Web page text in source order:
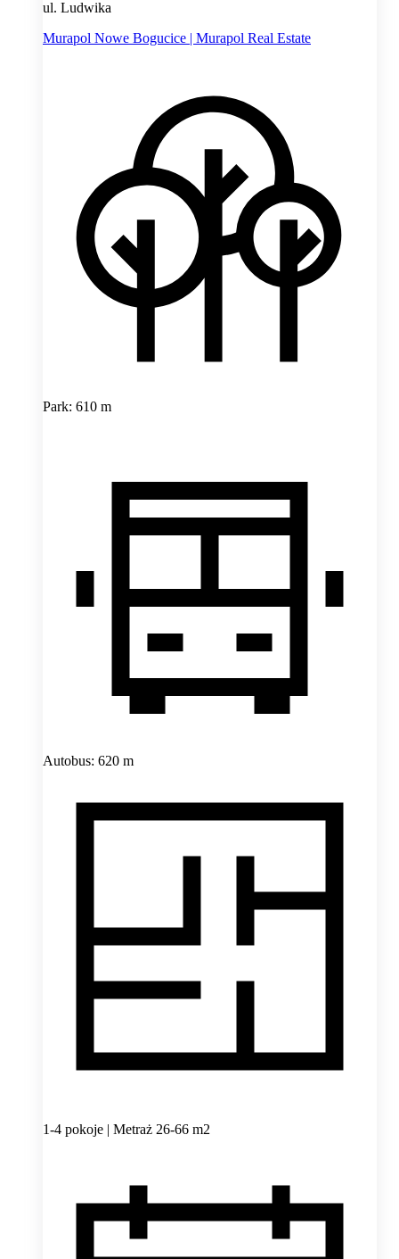
ul. Ludwika
Murapol Nowe Bogucice | Murapol Real Estate
Park: 610 m
Autobus: 620 m
1-4 pokoje | Metraż 26-66 m2